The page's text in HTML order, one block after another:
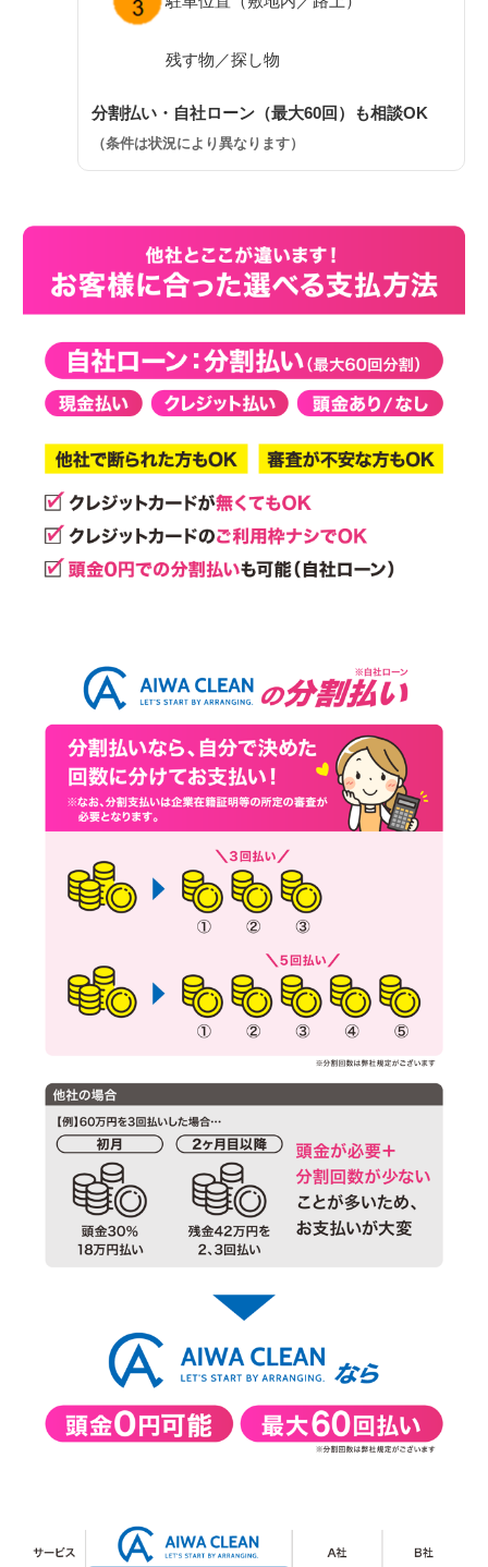
残す物／探し物
分割払い・自社ローン（最大60回）も相談OK
（条件は状況により異なります）